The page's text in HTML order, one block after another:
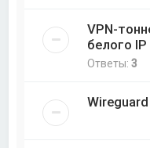
VPN-
белого IP
Ответы:3